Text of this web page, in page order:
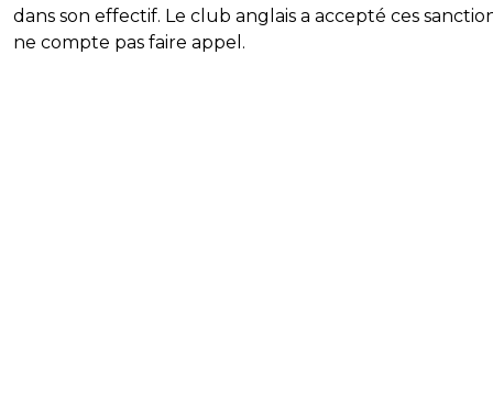
dans son effectif. Le club anglais a accepté ces
ne compte pas faire appel.